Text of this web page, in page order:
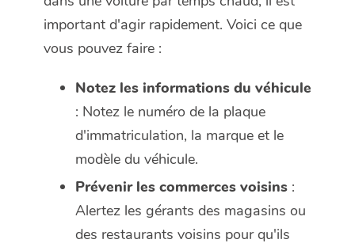
important d'agir rapidement. Voici ce que
vous pouvez faire :
Notez les informations du véhicule
: Notez le numéro de la plaque
d'immatriculation, la marque et le
modèle du véhicule.
Prévenir les commerces voisins :
Alertez les gérants des magasins ou
des restaurants voisins pour qu'ils